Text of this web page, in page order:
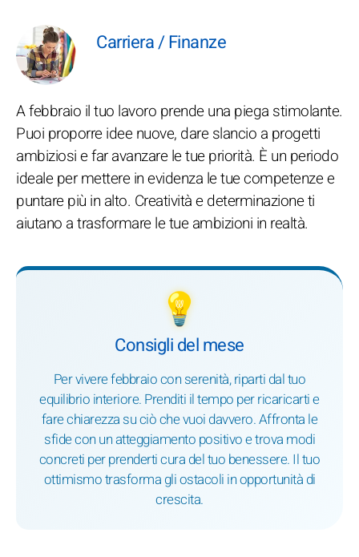
Carriera / Finanze
A febbraio il tuo lavoro prende una piega stimolante.
Puoi proporre idee nuove, dare slancio a progetti
ambiziosi e far avanzare le tue priorità. È un periodo
ideale per mettere in evidenza le tue competenze e
puntare più in alto. Creatività e determinazione ti
aiutano a trasformare le tue ambizioni in realtà.
💡
Consigli del mese
Per vivere febbraio con serenità, riparti dal tuo
equilibrio interiore. Prenditi il tempo per ricaricarti e
fare chiarezza su ciò che vuoi davvero. Affronta le
sfide con un atteggiamento positivo e trova modi
concreti per prenderti cura del tuo benessere. Il tuo
ottimismo trasforma gli ostacoli in opportunità di
crescita.